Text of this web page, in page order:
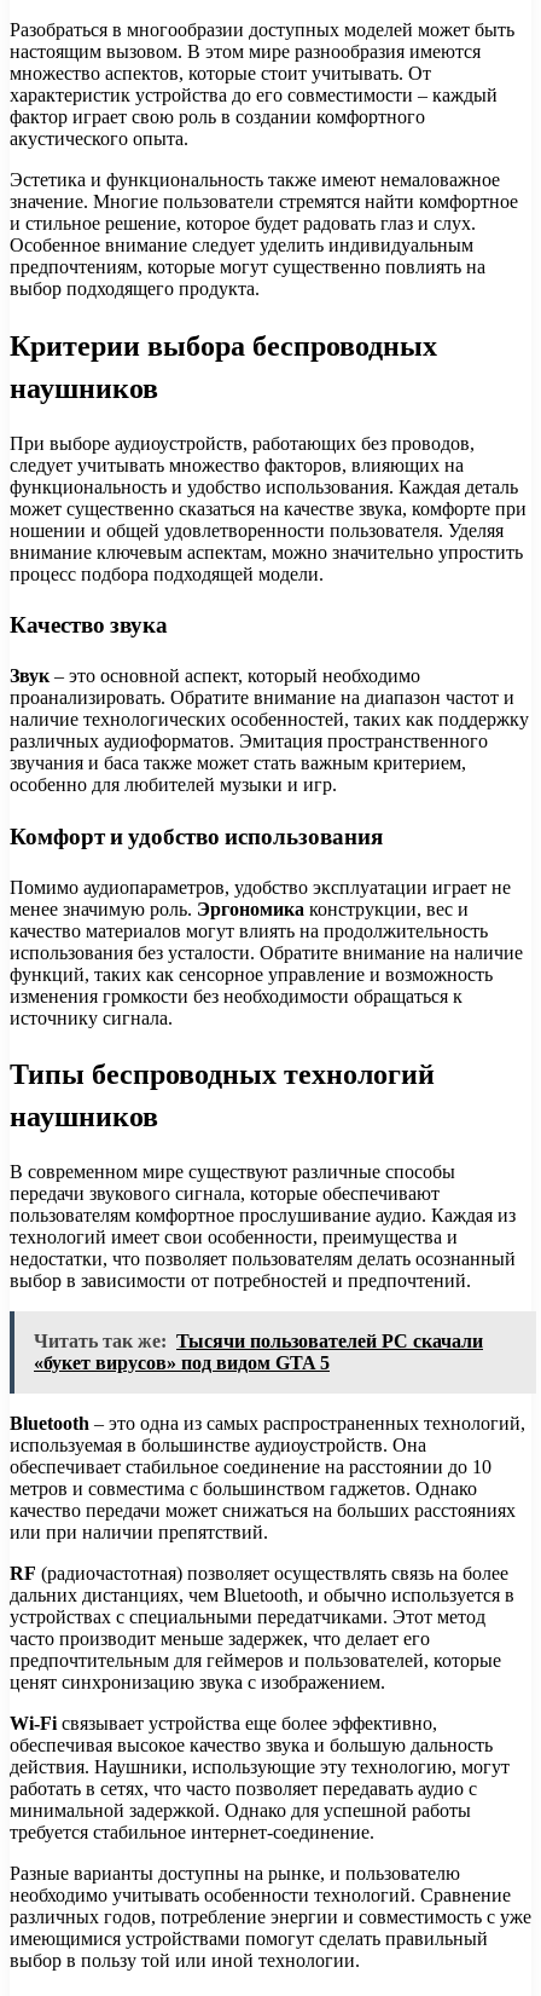
Разобраться в многообразии доступных моделей может быть
настоящим вызовом. В этом мире разнообразия имеются
множество аспектов, которые стоит учитывать. От
характеристик устройства до его совместимости – каждый
фактор играет свою роль в создании комфортного
акустического опыта.
Эстетика и функциональность также имеют немаловажное
значение. Многие пользователи стремятся найти комфортное
и стильное решение, которое будет радовать глаз и слух.
Особенное внимание следует уделить индивидуальным
предпочтениям, которые могут существенно повлиять на
выбор подходящего продукта.
Критерии выбора беспроводных
наушников
При выборе аудиоустройств, работающих без проводов,
следует учитывать множество факторов, влияющих на
функциональность и удобство использования. Каждая деталь
может существенно сказаться на качестве звука, комфорте при
ношении и общей удовлетворенности пользователя. Уделяя
внимание ключевым аспектам, можно значительно упростить
процесс подбора подходящей модели.
Качество звука
Звук – это основной аспект, который необходимо
проанализировать. Обратите внимание на диапазон частот и
наличие технологических особенностей, таких как поддержку
различных аудиоформатов. Эмитация пространственного
звучания и баса также может стать важным критерием,
особенно для любителей музыки и игр.
Комфорт и удобство использования
Помимо аудиопараметров, удобство эксплуатации играет не
менее значимую роль. Эргономика конструкции, вес и
качество материалов могут влиять на продолжительность
использования без усталости. Обратите внимание на наличие
функций, таких как сенсорное управление и возможность
изменения громкости без необходимости обращаться к
источнику сигнала.
Типы беспроводных технологий
наушников
В современном мире существуют различные способы
передачи звукового сигнала, которые обеспечивают
пользователям комфортное прослушивание аудио. Каждая из
технологий имеет свои особенности, преимущества и
недостатки, что позволяет пользователям делать осознанный
выбор в зависимости от потребностей и предпочтений.
Читать так же: Тысячи пользователей PC скачали
«букет вирусов» под видом GTA 5
Bluetooth – это одна из самых распространенных технологий,
используемая в большинстве аудиоустройств. Она
обеспечивает стабильное соединение на расстоянии до 10
метров и совместима с большинством гаджетов. Однако
качество передачи может снижаться на больших расстояниях
или при наличии препятствий.
RF (радиочастотная) позволяет осуществлять связь на более
дальних дистанциях, чем Bluetooth, и обычно используется в
устройствах с специальными передатчиками. Этот метод
часто производит меньше задержек, что делает его
предпочтительным для геймеров и пользователей, которые
ценят синхронизацию звука с изображением.
Wi-Fi связывает устройства еще более эффективно,
обеспечивая высокое качество звука и большую дальность
действия. Наушники, использующие эту технологию, могут
работать в сетях, что часто позволяет передавать аудио с
минимальной задержкой. Однако для успешной работы
требуется стабильное интернет-соединение.
Разные варианты доступны на рынке, и пользователю
необходимо учитывать особенности технологий. Сравнение
различных годов, потребление энергии и совместимость с уже
имеющимися устройствами помогут сделать правильный
выбор в пользу той или иной технологии.